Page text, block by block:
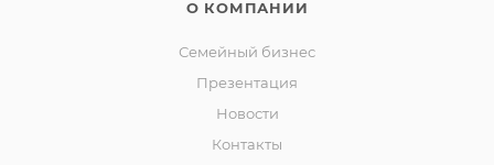
Юридический адрес: 188523, Российская Федерация,
Ленинградская обл., Ломоносовский р-он, д.
Лопухинка, ул. Советская, д. 1, корп. А, пом. 2.
О КОМПАНИИ
Семейный бизнес
Презентация
Новости
Контакты